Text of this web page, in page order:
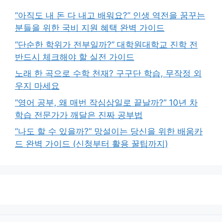
“아직도 내 돈 다 내고 배워요?” 인생 역전을 꿈꾸는
분들을 위한 국비 지원 혜택 완벽 가이드
“단순한 학위가 전부일까?” 대학원대학교 진학 전
반드시 체크해야 할 실전 가이드
노래 한 곡으로 수학 천재? 구구단 학습, 무작정 외
우지 마세요
“영어 공부, 왜 매번 작심삼일로 끝날까?” 10년 차
학습 전문가가 깨달은 진짜 공부법
“나도 할 수 있을까?” 망설이는 당신을 위한 배움카
드 완벽 가이드 (신청부터 활용 꿀팁까지)